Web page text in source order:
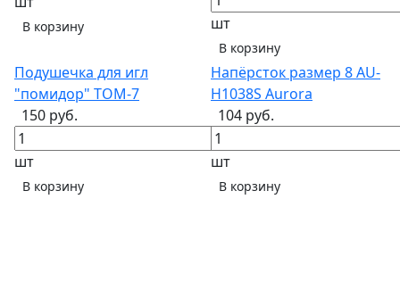
В корзину шт
В корзину
Подушечка для игл
"помидор" TOM-7
150 руб.
шт
В корзину
Напёрсток размер 8 AU-
H1038S Aurora
104 руб.
шт
В корзину